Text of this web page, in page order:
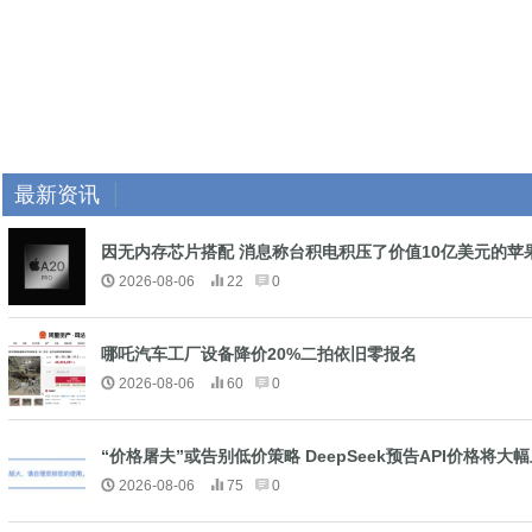
最新资讯
因无内存芯片搭配 消息称台积电积压了价值10亿美元的
2026-08-06 22 0
哪吒汽车工厂设备降价20%二拍依旧零报名
2026-08-06 60 0
“价格屠夫”或告别低价策略 DeepSeek预告API价格将大
2026-08-06 75 0